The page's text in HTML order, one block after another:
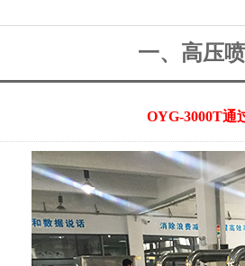
一、高压
OYG-3000T通